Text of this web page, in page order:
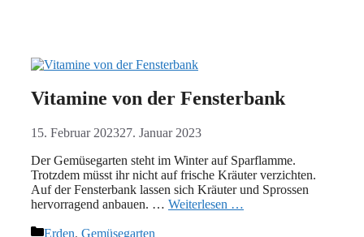
Vitamine von der Fensterbank
15. Februar 202327. Januar 2023
Der Gemüsegarten steht im Winter auf Sparflamme.
Trotzdem müsst ihr nicht auf frische Kräuter verzichten.
Auf der Fensterbank lassen sich Kräuter und Sprossen
hervorragend anbauen. … Weiterlesen …
Kategorien
Erden, Gemüsegarten